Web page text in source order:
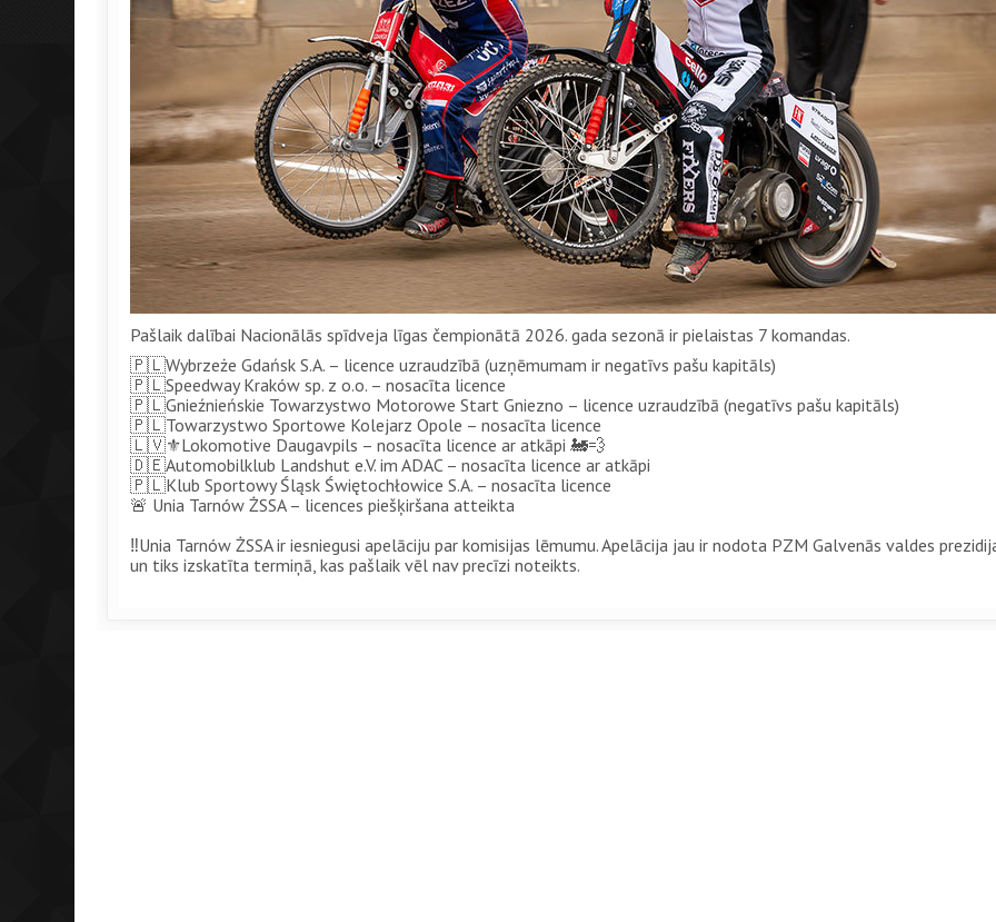
Pašlaik dalībai Nacionālās spīdveja līgas čempionātā 2026. gada sezonā ir pielaistas 7 komandas.
🇵🇱Wybrzeże Gdańsk S.A. – licence uzraudzībā (uzņēmumam ir negatīvs pašu kapitāls)
🇵🇱Speedway Kraków sp. z o.o. – nosacīta licence
🇵🇱Gnieźnieńskie Towarzystwo Motorowe Start Gniezno – licence uzraudzībā (negatīvs pašu kapitāls)
🇵🇱Towarzystwo Sportowe Kolejarz Opole – nosacīta licence
🇱🇻⚜️Lokomotive Daugavpils – nosacīta licence ar atkāpi 🚂💨
🇩🇪Automobilklub Landshut e.V. im ADAC – nosacīta licence ar atkāpi
🇵🇱Klub Sportowy Śląsk Świętochłowice S.A. – nosacīta licence
🚨 Unia Tarnów ŻSSA – licences piešķiršana atteikta
‼️Unia Tarnów ŻSSA ir iesniegusi apelāciju par komisijas lēmumu. Apelācija jau ir nodota PZM Galvenās valdes
un tiks izskatīta termiņā, kas pašlaik vēl nav precīzi noteikts.